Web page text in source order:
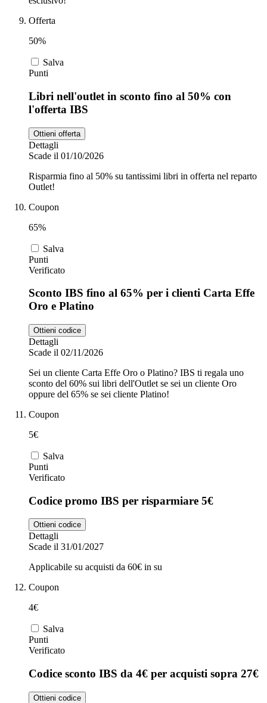
Offerta
50%
Salva
Punti
Libri nell'outlet in sconto fino al 50% con
l'offerta IBS
Ottieni offerta
Dettagli
Scade il 01/10/2026
Risparmia fino al 50% su tantissimi libri in offerta nel reparto
Outlet!
Coupon
65%
Salva
Punti
Verificato
Sconto IBS fino al 65% per i clienti Carta Effe
Oro e Platino
Ottieni codice
Dettagli
Scade il 02/11/2026
Sei un cliente Carta Effe Oro o Platino? IBS ti regala uno
sconto del 60% sui libri dell'Outlet se sei un cliente Oro
oppure del 65% se sei cliente Platino!
Coupon
5€
Salva
Punti
Verificato
Codice promo IBS per risparmiare 5€
Ottieni codice
Dettagli
Scade il 31/01/2027
Applicabile su acquisti da 60€ in su
Coupon
4€
Salva
Punti
Verificato
Codice sconto IBS da 4€ per acquisti sopra 27€
Ottieni codice